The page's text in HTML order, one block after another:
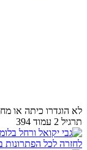
לא הוגדרו כיתה או
תרגיל 2 עמוד 394
לחזרה לכל הפתרונות